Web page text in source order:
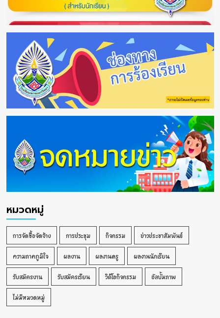
หมวดหมู่
การจัดซื้อจัดจ้าง การประชุม กิจกรรม ข่าวประชาสัมพันธ์
ความภาคภูมิใจ ผลงาน ผลงานครู ผลงานนักเรียน
รับสมัครงาน รับสมัครเรียน วิดีโอกิจกรรม อัลบั้มภาพ
ไม่มีหมวดหมู่